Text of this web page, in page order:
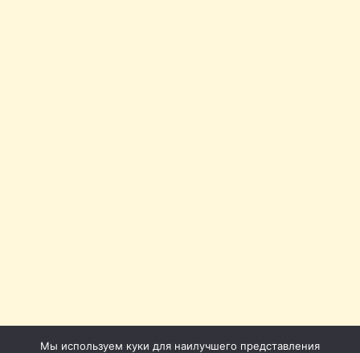
Мы используем куки для наилучшего представления